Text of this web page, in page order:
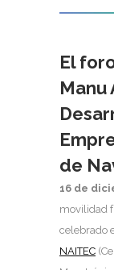
El
Manu
de
16 de
movilidad
celebrado
NAITEC